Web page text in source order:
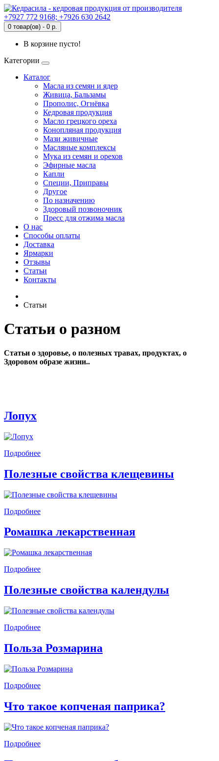
+7927 772 9168; +7926 630 2642
0 товар(ов) - 0 р.
В корзине пусто!
Категории
Каталог
Масла из семян и ядер
Живица, Бальзамы
Прополис, Огнёвка
Кедровая продукция
Масло грецкого ореха
Конопляная продукция
Мази живичные
Масляные комплексы
Мука из семян и орехов
Эфирные масла
Капли
Специи, Приправы
Другое
По назначению
Здоровый позвоночник
Пресс для отжима масла
О нас
Способы оплаты
Доставка
Ярмарки
Отзывы
Статьи
Контакты
Статьи
Статьи о разном
Статьи о здоровье, о полезных травах, продуктах, о
Здоровом образе жизни..
Лопух
Подробнее
Полезные свойства клещевины
Подробнее
Ромашка лекарственная
Подробнее
Полезные свойства календулы
Подробнее
Польза Розмарина
Подробнее
Что такое копченая паприка?
Подробнее